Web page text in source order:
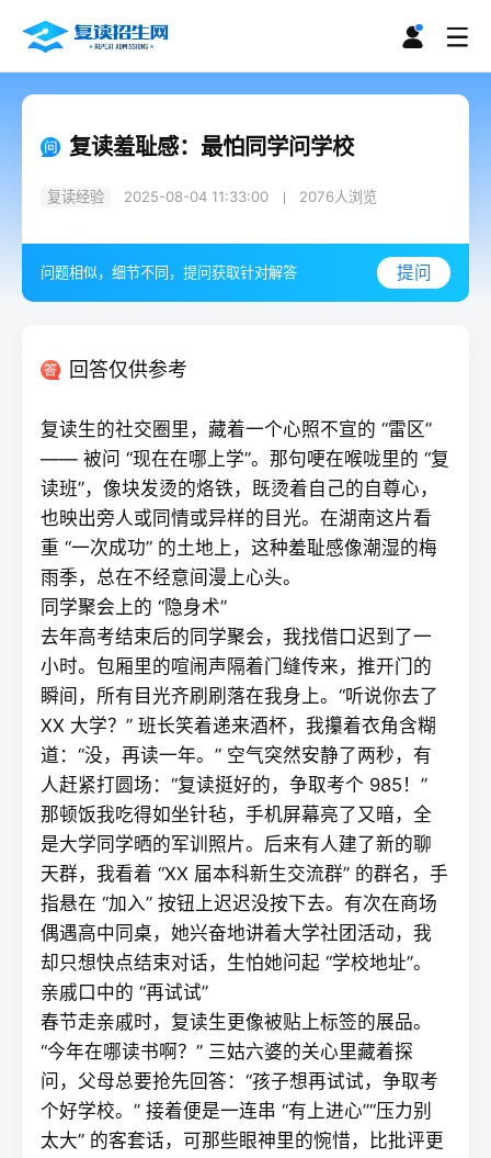
复读羞耻感：最怕同学问学校
复读经验 2025-08-04 11:33:00 2076人浏览
问题相似，细节不同，提问获取针对解答 提问
回答仅供参考
复读生的社交圈里，藏着一个心照不宣的 “雷区”
—— 被问 “现在在哪上学”。那句哽在喉咙里的 “复
读班”，像块发烫的烙铁，既烫着自己的自尊心，
也映出旁人或同情或异样的目光。在湖南这片看
重 “一次成功” 的土地上，这种羞耻感像潮湿的梅
雨季，总在不经意间漫上心头。
同学聚会上的 “隐身术”
去年高考结束后的同学聚会，我找借口迟到了一
小时。包厢里的喧闹声隔着门缝传来，推开门的
瞬间，所有目光齐刷刷落在我身上。“听说你去了
XX 大学？” 班长笑着递来酒杯，我攥着衣角含糊
道：“没，再读一年。” 空气突然安静了两秒，有
人赶紧打圆场：“复读挺好的，争取考个 985！”
那顿饭我吃得如坐针毡，手机屏幕亮了又暗，全
是大学同学晒的军训照片。后来有人建了新的聊
天群，我看着 “XX 届本科新生交流群” 的群名，手
指悬在 “加入” 按钮上迟迟没按下去。有次在商场
偶遇高中同桌，她兴奋地讲着大学社团活动，我
却只想快点结束对话，生怕她问起 “学校地址”。
亲戚口中的 “再试试”
春节走亲戚时， 复读生更像被贴上标签的展品。
“今年在哪读书啊？” 三姑六婆的关心里藏着探
问，父母总要抢先回答：“孩子想再试试，争取考
个好学校。” 接着便是一连串 “有上进心”“压力别
太大” 的客套话，可那些眼神里的惋惜，比批评更